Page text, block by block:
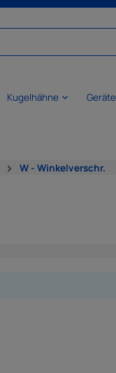
Kugelhähne
W - Winkelverschr.